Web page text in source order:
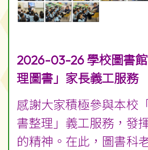
2026-03-26 學校圖書
理圖書」家長義工服務
感謝大家積極參與本校
書整理」義工服務，發
的精神。在此，圖書科